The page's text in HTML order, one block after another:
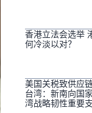
香港立法会选举
何冷淡以对？
美国关税致供应
台湾：新南向国
湾战略韧性重要